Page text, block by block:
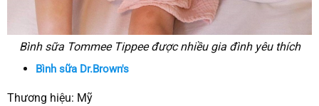
Bình sữa Tommee Tippee được nhiều gia đình yêu thích
Bình sữa Dr.Brown's
Thương hiệu: Mỹ